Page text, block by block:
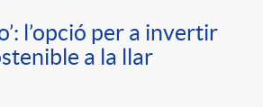
l’opció per a invertir
a la llar